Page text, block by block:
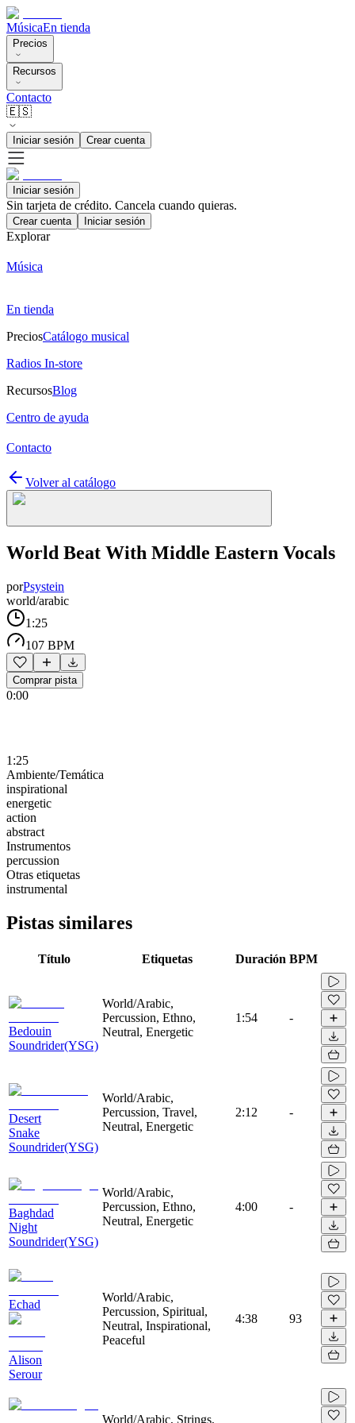
MúsicaEn tienda
Precios
Recursos
Contacto
🇪🇸
Iniciar sesión Crear cuenta
Iniciar sesión
Sin tarjeta de crédito. Cancela cuando quieras.
Crear cuenta Iniciar sesión
Explorar
Música
En tienda
PreciosCatálogo musical
Radios In-store
RecursosBlog
Centro de ayuda
Contacto
Volver al catálogo
World Beat With Middle Eastern Vocals
porPsystein
world/arabic
1:25
107 BPM
Comprar pista
0:00
1:25
Ambiente/Temática
inspirational
energetic
action
abstract
Instrumentos
percussion
Otras etiquetas
instrumental
Pistas similares
Título Etiquetas Duración BPM
Bedouin
Soundrider(YSG)
World/Arabic,
Percussion, Ethno,
Neutral, Energetic
1:54 -
Desert
Snake
Soundrider(YSG)
World/Arabic,
Percussion, Travel,
Neutral, Energetic
2:12 -
Baghdad
Night
Soundrider(YSG)
World/Arabic,
Percussion, Ethno,
Neutral, Energetic
4:00 -
Echad
Alison
Serour
World/Arabic,
Percussion, Spiritual,
Neutral, Inspirational,
Peaceful
4:38 93
World/Arabic, Strings,